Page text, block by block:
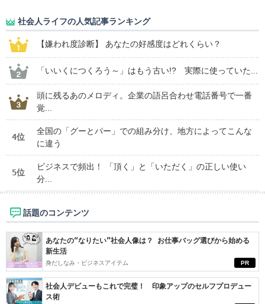
社会人ライフの人気記事ランキング
【嫌われ度診断】 あなたの好感度はどれくらい？
「いいくにつくろう～」はもう古い!? 実際に使っていた...
頭に残るあのメロディ。企業の語呂合わせ電話番号で一番
覚...
4位
全国の「グーとパー」での組み分け、地方によってこんな
に違う
5位
ビジネスで頻出！ 「頂く」と「いただく」の正しい使い
分...
話題のコンテンツ
PR
あなたの“なりたい”社会人像は？ お仕事バッグ選びから始める
新生活
身だしなみ・ビジネスアイテム
社会人デビューもこれで完璧！ 印象アップのセルフプロデュー
ス術